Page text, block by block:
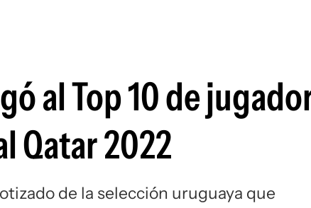
al Top 10 de
Qatar 2022
de la selección uruguaya que